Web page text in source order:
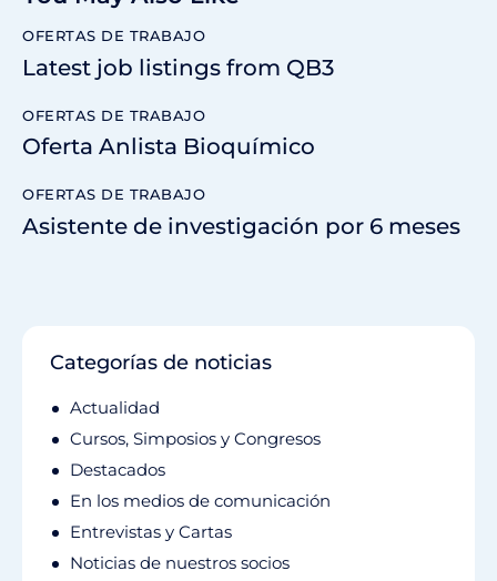
OFERTAS DE TRABAJO
Latest job listings from QB3
OFERTAS DE TRABAJO
Oferta Anlista Bioquímico
OFERTAS DE TRABAJO
Asistente de investigación por 6 meses
Categorías de noticias
Actualidad
Cursos, Simposios y Congresos
Destacados
En los medios de comunicación
Entrevistas y Cartas
Noticias de nuestros socios